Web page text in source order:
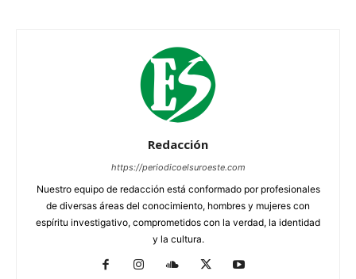
Redacción
https://periodicoelsuroeste.com
Nuestro equipo de redacción está conformado por profesionales
de diversas áreas del conocimiento, hombres y mujeres con
espíritu investigativo, comprometidos con la verdad, la identidad
y la cultura.